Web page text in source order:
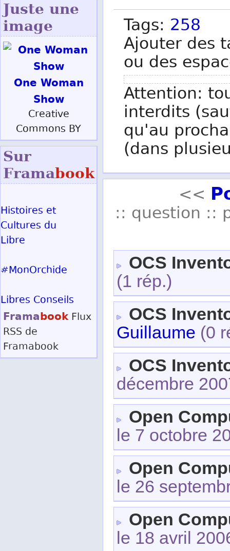
Tags: 258
Ajouter des
ou des
Attention:
interdits
qu'au
(dans
<<
:: question ::
OCS
(1 rép.)
OCS
Guillaume (0
OCS
décembre
Open
le 7 octobre
Open
le 26
Open
le 18 avril
Juste une
image
One Woman
Show
Creative
Commons BY
Sur
Framabook
Histoires et
Cultures du
Libre
#MonOrchide
Libres Conseils
Framabook Flux
RSS de
Framabook